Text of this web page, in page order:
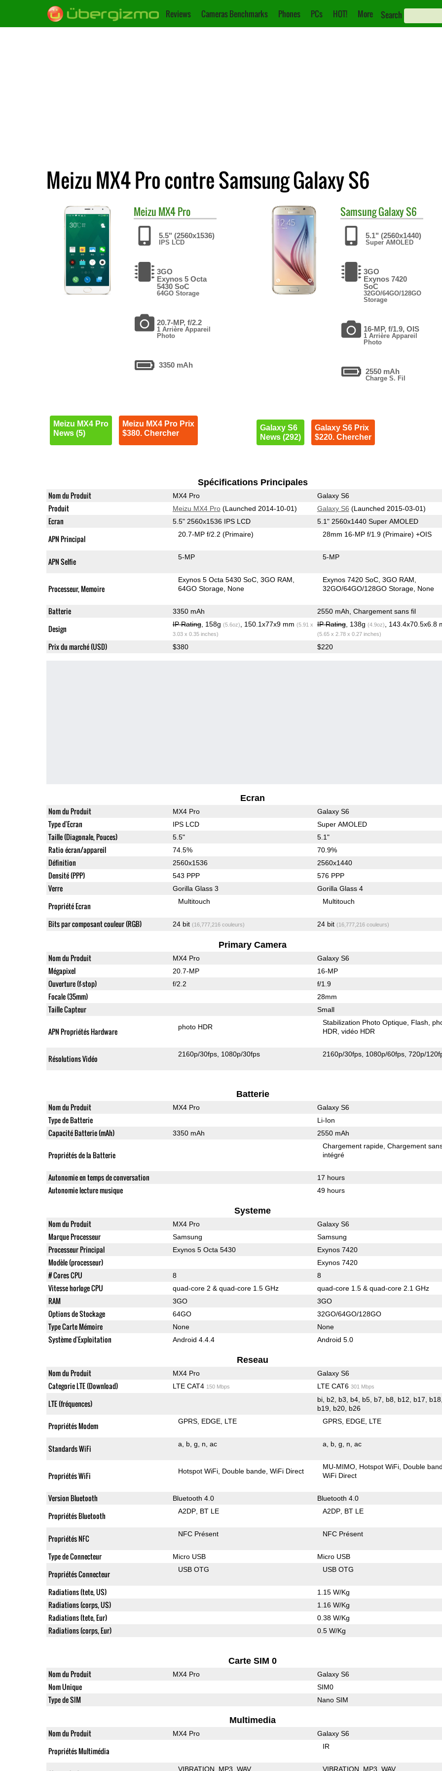
Reviews Cameras Benchmarks Phones PCs HOT! More Search
Meizu MX4 Pro contre Samsung Galaxy S6
Meizu MX4 Pro
5.5" (2560x1536)
IPS LCD
3GO
Exynos 5 Octa
5430 SoC
64GO Storage
20.7-MP, f/2.2
1 Arrière Appareil
Photo
3350 mAh
Meizu MX4 Pro
News (5)
Meizu MX4 Pro Prix
$380. Chercher
SamsungGalaxy S6
5.1" (2560x1440)
Super AMOLED
3GO
Exynos 7420
SoC
32GO/64GO/128GO
Storage
16-MP, f/1.9, OIS
1 Arrière Appareil
Photo
2550 mAh
Charge S. Fil
Galaxy S6
News (292)
Galaxy S6 Prix
$220. Chercher
Spécifications Principales
Nom du Produit MX4 Pro Galaxy S6
Produit Meizu MX4 Pro(Launched 2014-10-01) Galaxy S6 (Launched 2015-03-01)
Ecran 5.5" 2560x1536 IPS LCD 5.1" 2560x1440 Super AMOLED
APN Principal 20.7-MP f/2.2(Primaire) 28mm 16-MP f/1.9(Primaire) +OIS
APN Selfie 5-MP 5-MP
Processeur, Memoire
Exynos 5 Octa 5430 SoC 3GO RAM
64GO Storage None
Exynos 7420 SoC 3GO RAM
32GO/64GO/128GO Storage None
Batterie 3350 mAh 2550 mAh, Chargement sans fil
Design IP Rating, 158g (5.6oz) , 150.1x77x9 mm (5.91 x
3.03 x 0.35 inches)
IP Rating, 138g (4.9oz) , 143.4x70.5x6.8
(5.65 x 2.78 x 0.27 inches)
Prix du marché (USD) $380 $220
Ecran
Nom du Produit MX4 Pro Galaxy S6
Type d'Ecran IPS LCD Super AMOLED
Taille (Diagonale, Pouces) 5.5" 5.1"
Ratio écran/appareil 74.5% 70.9%
Définition 2560x1536 2560x1440
Densité (PPP) 543 PPP 576 PPP
Verre Gorilla Glass 3 Gorilla Glass 4
Propriété Ecran Multitouch Multitouch
Bits par composant couleur (RGB) 24 bit (16,777,216 couleurs) 24 bit (16,777,216 couleurs)
Primary Camera
Nom du Produit MX4 Pro Galaxy S6
Mégapixel 20.7-MP 16-MP
Ouverture (f-stop) f/2.2 f/1.9
Focale (35mm) 28mm
Taille Capteur Small
APN Propriétés Hardware photo HDR
Stabilization Photo Optique Flash
HDR vidéo HDR
Résolutions Vidéo 2160p/30fps 1080p/30fps 2160p/30fps 1080p/60fps 720p/
Batterie
Nom du Produit MX4 Pro Galaxy S6
Type de Batterie Li-Ion
Capacité Batterie (mAh) 3350 mAh 2550 mAh
Propriétés de la Batterie
Chargement rapide Chargement
intégré
Autonomie en temps de conversation 17 hours
Autonomie lecture musique 49 hours
Systeme
Nom du Produit MX4 Pro Galaxy S6
Marque Processeur Samsung Samsung
Processeur Principal Exynos 5 Octa 5430 Exynos 7420
Modèle (processeur) Exynos 7420
# Cores CPU 8 8
Vitesse horloge CPU quad-core 2 & quad-core 1.5 GHz quad-core 1.5 & quad-core 2.1 GHz
RAM 3GO 3GO
Options de Stockage 64GO 32GO/64GO/128GO
Type Carte Mémoire None None
Système d'Exploitation Android 4.4.4 Android 5.0
Reseau
Nom du Produit MX4 Pro Galaxy S6
Categorie LTE (Download) LTE CAT4 150 Mbps LTE CAT6 301 Mbps
LTE (fréquences)
bi, b2, b3, b4, b5, b7, b8, b12, b17, b18,
b19, b20, b26
Propriétés Modem GPRS EDGE LTE GPRS EDGE LTE
Standards WiFi a b g n ac a b g n ac
Propriétés WiFi Hotspot WiFi Double bande WiFi Direct
MU-MIMO Hotspot WiFi Double
WiFi Direct
Version Bluetooth Bluetooth 4.0 Bluetooth 4.0
Propriétés Bluetooth A2DP BT LE A2DP BT LE
Propriétés NFC NFC Présent NFC Présent
Type de Connecteur Micro USB Micro USB
Propriétés Connecteur USB OTG USB OTG
Radiations (tete, US) 1.15 W/Kg
Radiations (corps, US) 1.16 W/Kg
Radiations (tete, Eur) 0.38 W/Kg
Radiations (corps, Eur) 0.5 W/Kg
Carte SIM 0
Nom du Produit MX4 Pro Galaxy S6
Nom Unique SIM0
Type de SIM Nano SIM
Multimedia
Nom du Produit MX4 Pro Galaxy S6
Propriétés Multimédia IR
VIBRATION MP3 WAV VIBRATION MP3 WAV